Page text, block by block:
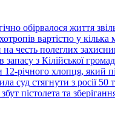
обірвалося життя
вартістю у кілька
честь полеглих
запасу з Кілійської
12-річного хлопця, який
суд стягнути з росії 50
пістолета та